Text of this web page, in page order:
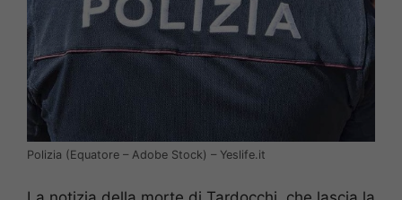
Polizia (Equatore – Adobe Stock) – Yeslife.it